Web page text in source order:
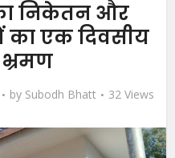
निकेतन और
का एक दिवसीय
by Subodh Bhatt 32 Views